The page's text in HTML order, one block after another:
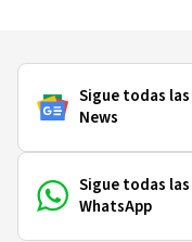
Sigue todas
News
Sigue todas
WhatsApp